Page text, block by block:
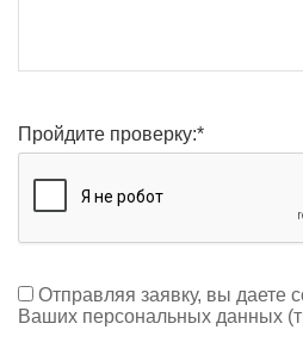
Пройдите проверку:*
Отправляя заявку, вы даете
Ваших персональных данных